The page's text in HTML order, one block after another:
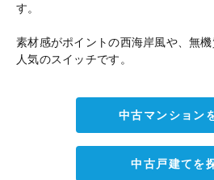
す。
素材感がポイントの西海岸風や、無
人気のスイッチです。
中古マンション
中古戸建てを